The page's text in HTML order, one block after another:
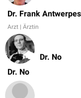
Dr. Frank Antwerpes
Arzt | Ärztin
Dr. No
Dr. No